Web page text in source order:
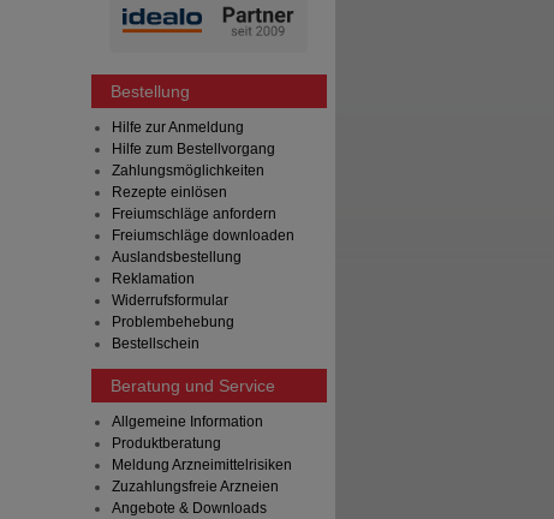
Bestellung
Hilfe zur Anmeldung
Hilfe zum Bestellvorgang
Zahlungsmöglichkeiten
Rezepte einlösen
Freiumschläge anfordern
Freiumschläge downloaden
Auslandsbestellung
Reklamation
Widerrufsformular
Problembehebung
Bestellschein
Beratung und Service
Allgemeine Information
Produktberatung
Meldung Arzneimittelrisiken
Zuzahlungsfreie Arzneien
Angebote & Downloads